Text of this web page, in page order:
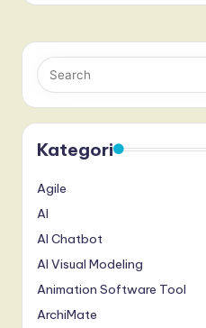
e
s
t
r
e
n
d
s
in
Kategori
Agile
AI
AI Chatbot
AI Visual Modeling
Animation Software Tool
ArchiMate